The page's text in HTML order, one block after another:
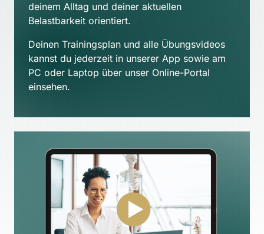
deinem Alltag und deiner aktuellen
Belastbarkeit orientiert.
Deinen Trainingsplan und alle Übungsvideos
kannst du jederzeit in unserer App sowie am
PC oder Laptop über unser Online-Portal
einsehen.